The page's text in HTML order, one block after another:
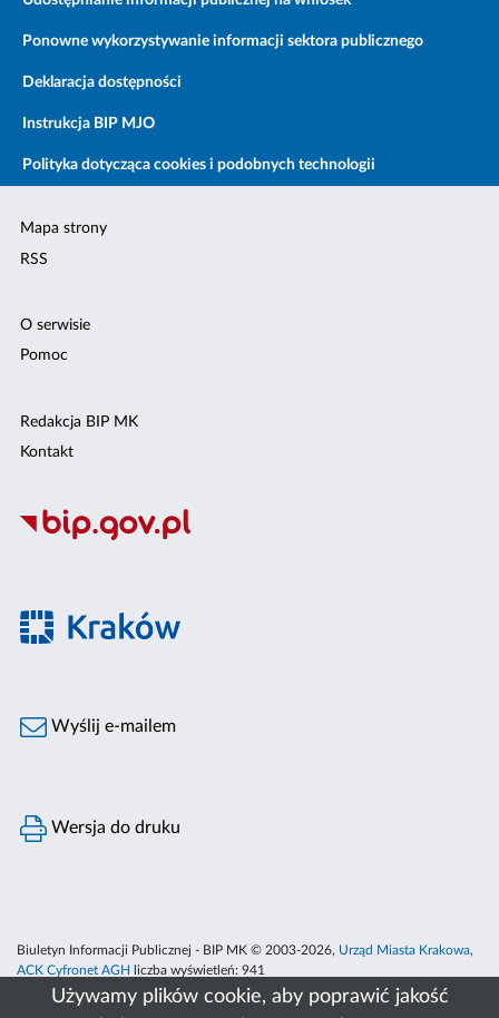
Używamy plików cookie, aby poprawić jakość
Ponowne wykorzystywanie informacji sektora publicznego
Deklaracja dostępności
Instrukcja BIP MJO
Polityka dotycząca cookies i podobnych technologii
Mapa strony
RSS
O serwisie
Pomoc
Redakcja BIP MK
Kontakt
Wyślij e-mailem
Wersja do druku
Biuletyn Informacji Publicznej - BIP MK © 2003-2026, Urząd Miasta Krakowa,
ACK Cyfronet AGH
liczba wyświetleń: 941